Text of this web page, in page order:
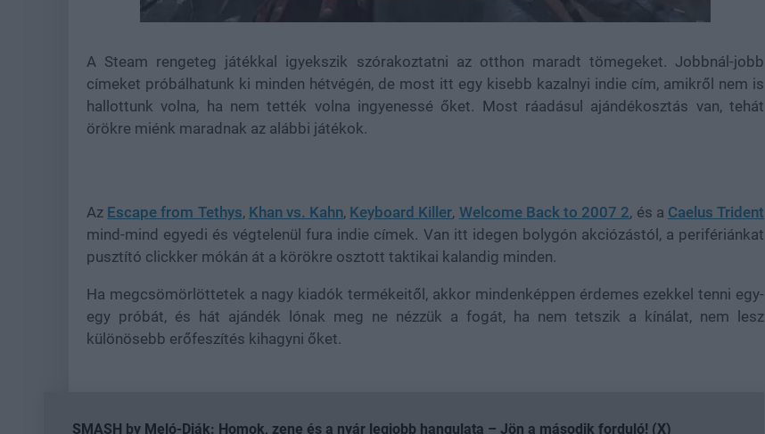
21.86%
A Steam rengeteg játékkal igyekszik szórakoztatni az otthon maradt tömegeket. Jobbnál-jobb
címeket próbálhatunk ki minden hétvégén, de most itt egy kisebb kazalnyi indie cím, amikről nem is
hallottunk volna, ha nem tették volna ingyenessé őket. Most ráadásul ajándékosztás van, tehát
örökre miénk maradnak az alábbi játékok.
Az Escape from Tethys, Khan vs. Kahn, Keyboard Killer, Welcome Back to 2007 2, és a Caelus Trident
mind-mind egyedi és végtelenül fura indie címek. Van itt idegen bolygón akciózástól, a perifériánkat
pusztító clickker mókán át a körökre osztott taktikai kalandig minden.
Ha megcsömörlöttetek a nagy kiadók termékeitől, akkor mindenképpen érdemes ezekkel tenni egy-
egy próbát, és hát ajándék lónak meg ne nézzük a fogát, ha nem tetszik a kínálat, nem lesz
különösebb erőfeszítés kihagyni őket.
SMASH by Meló-Diák: Homok, zene és a nyár legjobb hangulata – Jön a második forduló! (X)